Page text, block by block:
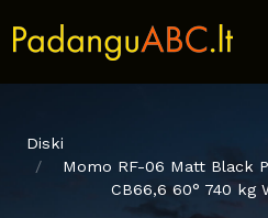
Diski
Momo RF-06 Matt Black
CB66,6 60° 740 kg